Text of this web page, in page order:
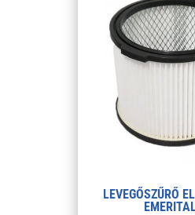
LEVEGŐSZŰRŐ